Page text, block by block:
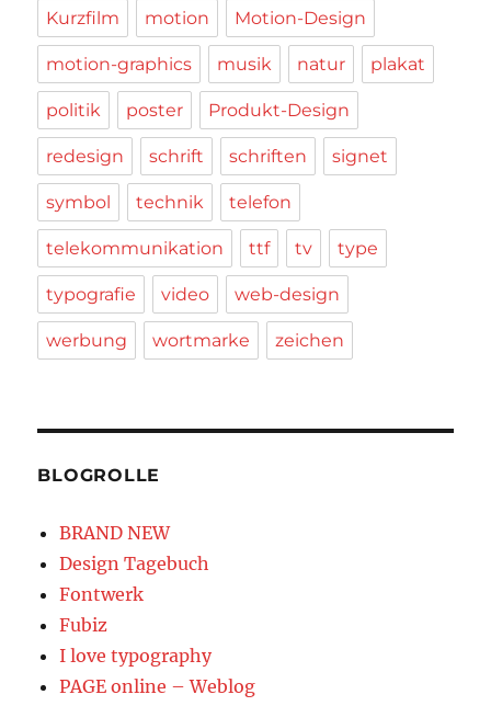
Kurzfilm motion Motion-Design
motion-graphics musik natur plakat
politik poster Produkt-Design
redesign schrift schriften signet
symbol technik telefon
telekommunikation ttf tv type
typografie video web-design
werbung wortmarke zeichen
BLOGROLLE
BRAND NEW
Design Tagebuch
Fontwerk
Fubiz
I love typography
PAGE online – Weblog